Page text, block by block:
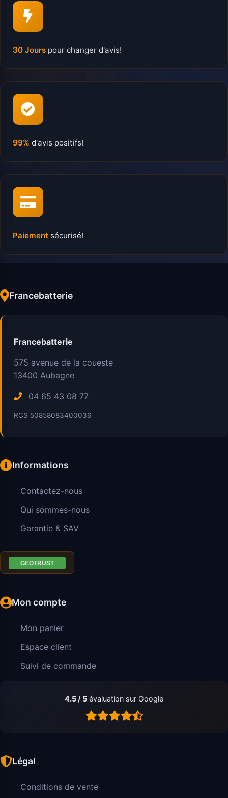
30 Jours pour changer d'avis!
99% d'avis positifs!
Paiement sécurisé!
Francebatterie
Francebatterie
575 avenue de la coueste
13400 Aubagne
04 65 43 08 77
RCS 50858083400036
Informations
Contactez-nous
Qui sommes-nous
Garantie & SAV
Mon compte
Mon panier
Espace client
Suivi de commande
4.5 / 5 évaluation sur Google
Légal
Conditions de vente